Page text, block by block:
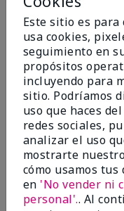
TimeWise® Matte
Foundation
Light 1​ (subtonos
fríos)
$28.00
Este sitio es para
usa cookies,
seguimiento en
propósitos
incluyendo para
sitio. Podríamos
uso que haces
redes sociales,
analizar el uso
mostrarte
cómo usamos
en 'No vender ni
personal'.. Al